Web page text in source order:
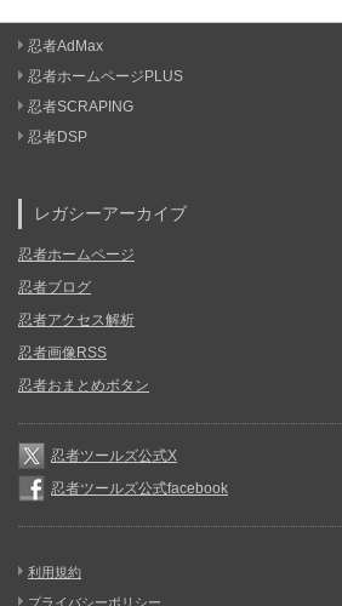
忍者AdMax
忍者ホームページPLUS
忍者SCRAPING
忍者DSP
レガシーアーカイブ
忍者ホームページ
忍者ブログ
忍者アクセス解析
忍者画像RSS
忍者おまとめボタン
忍者ツールズ公式X
忍者ツールズ公式facebook
利用規約
プライバシーポリシー